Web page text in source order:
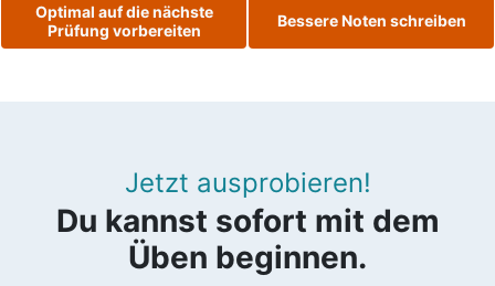
Optimal auf die nächste
Prüfung vorbereiten
Bessere Noten schreiben
Jetzt ausprobieren!
Du kannst sofort mit dem
Üben beginnen.